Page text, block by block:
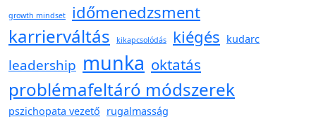
growth mindset időmenedzsment
karrierváltás kikapcsolódás kiégés kudarc
leadership munka oktatás
problémafeltáró módszerek
pszichopata vezető rugalmasság